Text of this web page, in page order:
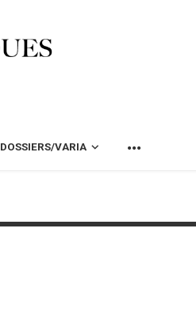
DOSSIERS/VARIA